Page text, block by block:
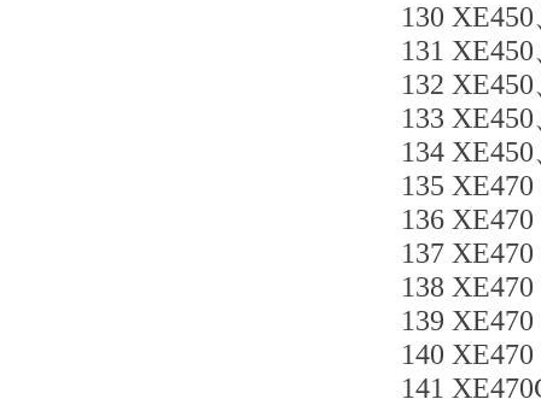
130
131
132
133
134
135
136
137
138
139
140
141